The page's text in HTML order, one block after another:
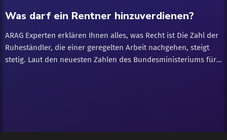
Was darf ein Rentner hinzuverdienen?
ARAG Experten erklären Ihnen alles, was Recht ist Die Zahl der
Ruheständler, die einer geregelten Arbeit nachgehen, steigt
stetig. Laut den neuesten Zahlen des Bundesministeriums für
Regeln rund um den Hinzuverdienst zur Rente. Das Wichtigste: